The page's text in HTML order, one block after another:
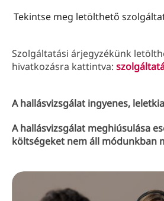
Tekintse meg letölthető
Szolgáltatási árjegyzékünk
hivatkozásra kattintva:
A hallásvizsgálat ingyenes,
A hallásvizsgálat meghiúsulása
költségeket nem áll módunkban